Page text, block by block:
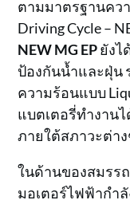
ตามมาตรฐานคว
Driving Cycle –
NEW MG EPยังไ
ป้องกันน้ำและฝุ่น
ความร้อนแบบ
แบตเตอรี่ทำงาน
ภายใต้สภาวะต่าง
ในด้านของสมรร
มอเตอร์ไฟฟ้ากำลั